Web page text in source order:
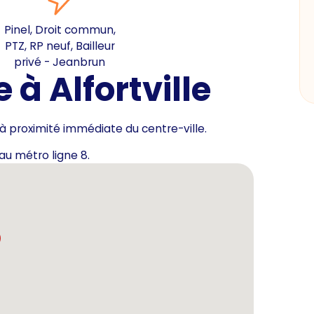
Pinel, Droit commun,
PTZ, RP neuf, Bailleur
privé - Jeanbrun
à Alfortville
proximité immédiate du centre-ville.
métro ligne 8.